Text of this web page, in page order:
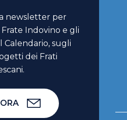
newsletter per
Indovino e gli
sugli
dei Frati